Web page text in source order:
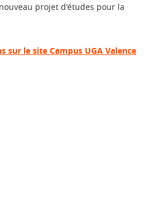
projet d'études pour la
sur le site Campus UGA Valence